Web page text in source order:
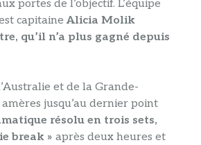
portes de l’objectif. L’équipe
capitaine Alicia Molik
qu’il n’a plus gagné depuis
et de la Grande-
jusqu’au dernier point
résolu en trois sets,
break » après deux heures et